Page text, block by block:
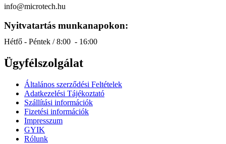
info@microtech.hu
Nyitvatartás munkanapokon:
Hétfő - Péntek / 8:00 - 16:00
Ügyfélszolgálat
Általános szerződési Feltételek
Adatkezelési Tájékoztató
Szállítási információk
Fizetési információk
Impresszum
GYIK
Rólunk